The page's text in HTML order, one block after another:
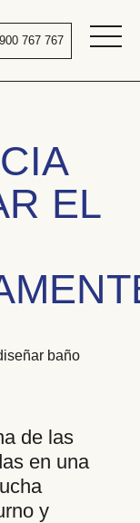
767 767
EL
de las
en una
y